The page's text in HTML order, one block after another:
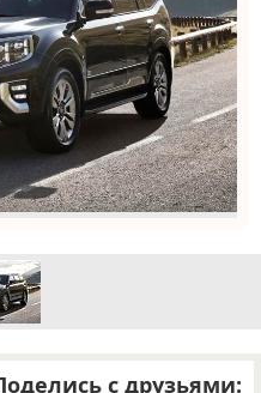
с друзьями: